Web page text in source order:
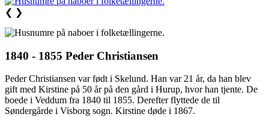
❮ ❯
1840 - 1855 Peder Christiansen
Peder Christiansen var født i Skelund. Han var 21 år, da han blev
gift med Kirstine på 50 år på den gård i Hurup, hvor han tjente. De
boede i Veddum fra 1840 til 1855. Derefter flyttede de til
Søndergårde i Visborg sogn. Kirstine døde i 1867.